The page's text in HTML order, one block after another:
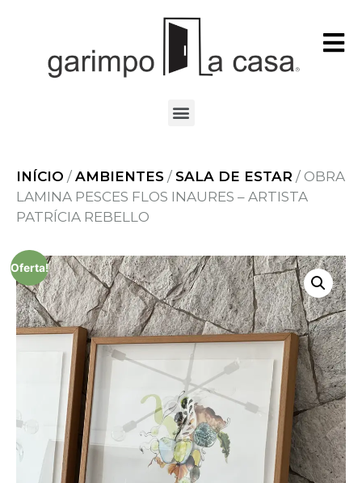
INÍCIO / AMBIENTES / SALA DE ESTAR / OBRA
LAMINA PESCES FLOS INAURES – ARTISTA
PATRÍCIA REBELLO
Oferta!